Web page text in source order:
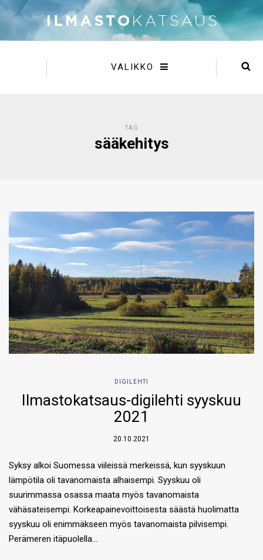
VALIKKO
TAG
sääkehitys
DIGILEHTI
Ilmastokatsaus-digilehti syyskuu
2021
20.10.2021
Syksy alkoi Suomessa viileissä merkeissä, kun syyskuun
lämpötila oli tavanomaista alhaisempi. Syyskuu oli
suurimmassa osassa maata myös tavanomaista
vähäsateisempi. Korkeapainevoittoisesta säästä huolimatta
syyskuu oli enimmäkseen myös tavanomaista pilvisempi.
Perämeren itäpuolella…